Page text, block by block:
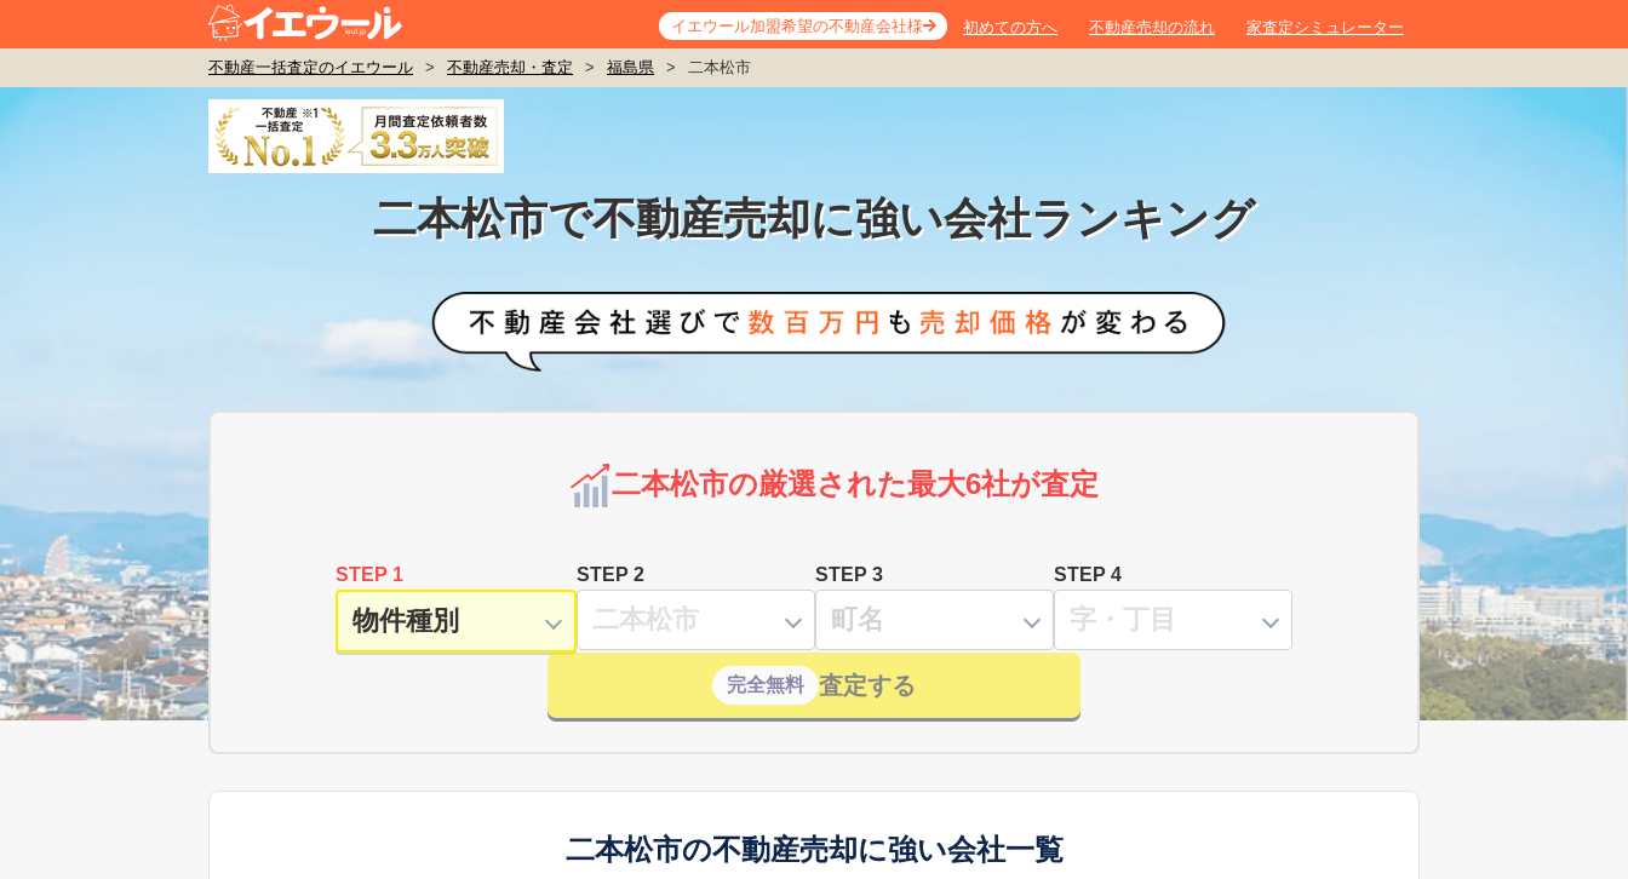
イエウール加盟希望の不動産会社様 初めての方へ 不動産売却の流れ 家査定シミュレーター
不動産一括査定のイエウール > 不動産売却・査定 > 福島県 > 二本松市
二本松市で不動産売却に強い会社ランキング
二本松市の厳選された最大6社が査定
STEP 1 STEP 2 STEP 3 STEP 4
完全無料 査定する
二本松市の不動産売却に強い会社一覧